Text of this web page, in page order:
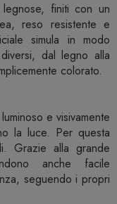
finiti con un
reso resistente e
simula in modo
dal legno alla
colorato.
e visivamente
la luce. Per questa
Grazie alla grande
anche facile
seguendo i propri